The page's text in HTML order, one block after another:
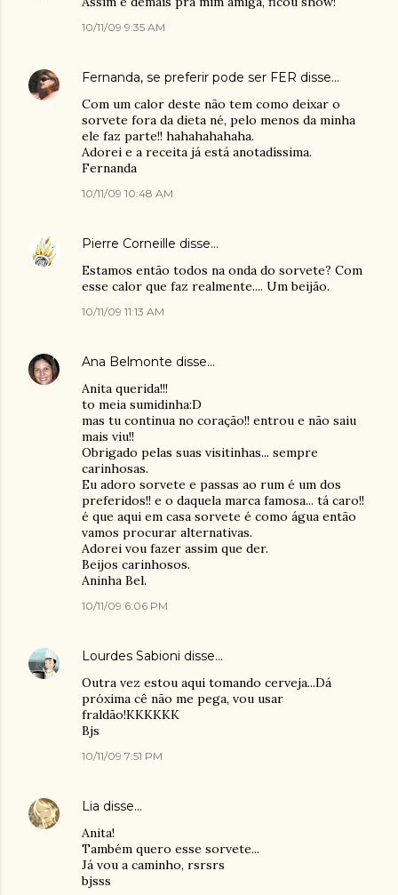
10/11/09 9:35 AM
Fernanda, se preferir pode ser FER disse…
Com um calor deste não tem como deixar o
sorvete fora da dieta né, pelo menos da minha
ele faz parte!! hahahahahaha.
Adorei e a receita já está anotadíssima.
Fernanda
10/11/09 10:48 AM
Pierre Corneille disse…
Estamos então todos na onda do sorvete? Com
esse calor que faz realmente.... Um beijão.
10/11/09 11:13 AM
Ana Belmonte disse…
Anita querida!!!
to meia sumidinha:D
mas tu continua no coração!! entrou e não saiu
mais viu!!
Obrigado pelas suas visitinhas... sempre
carinhosas.
Eu adoro sorvete e passas ao rum é um dos
preferidos!! e o daquela marca famosa... tá caro!!
é que aqui em casa sorvete é como água então
vamos procurar alternativas.
Adorei vou fazer assim que der.
Beijos carinhosos.
Aninha Bel.
10/11/09 6:06 PM
Lourdes Sabioni disse…
Outra vez estou aqui tomando cerveja...Dá
próxima cê não me pega, vou usar
fraldão!KKKKKK
Bjs
10/11/09 7:51 PM
Lia disse…
Anita!
Também quero esse sorvete...
Já vou a caminho, rsrsrs
bjsss